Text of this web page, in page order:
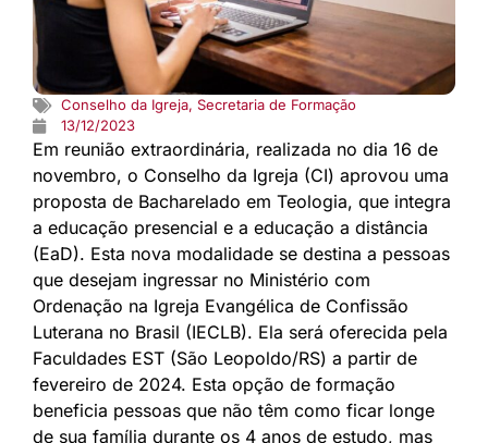
Conselho da Igreja, Secretaria de Formação
13/12/2023
Em reunião extraordinária, realizada no dia 16 de
novembro, o Conselho da Igreja (CI) aprovou uma
proposta de Bacharelado em Teologia, que integra
a educação presencial e a educação a distância
(EaD). Esta nova modalidade se destina a pessoas
que desejam ingressar no Ministério com
Ordenação na Igreja Evangélica de Confissão
Luterana no Brasil (IECLB). Ela será oferecida pela
Faculdades EST (São Leopoldo/RS) a partir de
fevereiro de 2024. Esta opção de formação
beneficia pessoas que não têm como ficar longe
de sua família durante os 4 anos de estudo, mas